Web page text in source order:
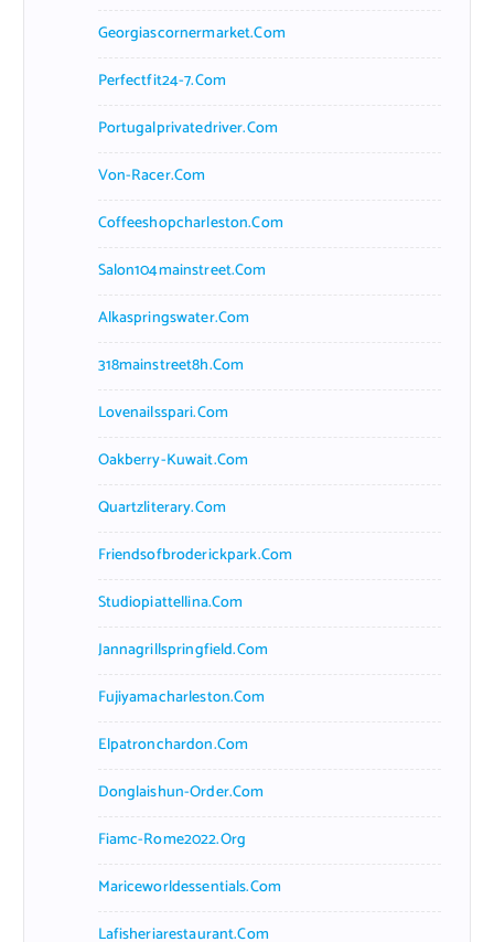
Georgiascornermarket.com
Perfectfit24-7.com
Portugalprivatedriver.com
Von-Racer.com
Coffeeshopcharleston.com
Salon104mainstreet.com
Alkaspringswater.com
318mainstreet8h.com
Lovenailsspari.com
Oakberry-Kuwait.com
Quartzliterary.com
Friendsofbroderickpark.com
Studiopiattellina.com
Jannagrillspringfield.com
Fujiyamacharleston.com
Elpatronchardon.com
Donglaishun-Order.com
Fiamc-Rome2022.org
Mariceworldessentials.com
Lafisheriarestaurant.com